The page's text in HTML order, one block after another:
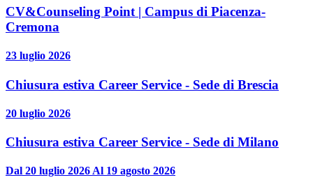
CV&Counseling Point | Campus di Piacenza-
Cremona
23 luglio 2026
Chiusura estiva Career Service - Sede di Brescia
20 luglio 2026
Chiusura estiva Career Service - Sede di Milano
Dal 20 luglio 2026 Al 19 agosto 2026